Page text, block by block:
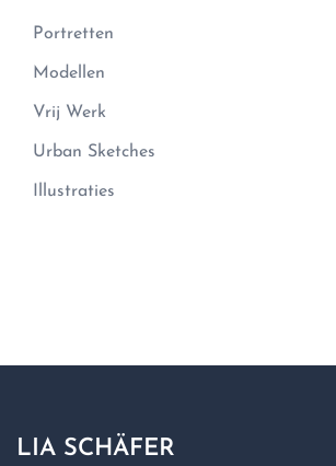
Portretten
Modellen
Vrij Werk
Urban Sketches
Illustraties
LIA SCHÄFER